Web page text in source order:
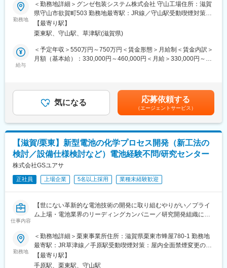
大していく予定です。
■就業環境：
当課は総勢20名強、20～50代まで幅広い年代のメンバーが活躍し
発な組織です。子育て世代も多いですが、フレックス勤務を活用
した柔軟な働き方により仕事と育児の両立を図っています。開発
全社で掲げる2030年度の社会貢献度倍増を目指し、当事業部では
様々な電子材料向け工程用フィルムや粘着テープの新規テーマ探
索、新技術/新製品開発を行っています。半導体/電子デバイス/車
載など、様々な分野で新しい価値を生み出し続けていくため組織
強化のための増員となります。
■キーワード：
押出成形／樹脂選定技術／フィルム表面改質／層比設計／高分子
■職務内容：
グンゼのフィルム事業において、単なる材料開発にとどまら
ず、“資源循環を前提とした次世代フィルム技術”の実現に向けた研
究開発を担います。
・包装用プラスチックフィルムの印刷・加工に関する新技術・新
素材開発
＜具体的には…＞
・資源循環可能なインキ・剥離性インキの開発
・脱墨（インキを除去して再資源化）技術の開発
・次世代印刷技術の探索・マーケティング・量産化検討
■魅力・やりがい：
◎ 業界トップシェア領域（ボトルラベル・トイレタリー等）で技
術開発に関われる
◎ 「捨てる素材」から「循環する資源」へと変革する社会的意義
の高い仕事
◎ 新技術の構想～量産化まで一貫して携われる
◎ 将来的に技術部門の中核を担うポジション
★グンゼは、包装材料を単なる消耗品ではなく、「生まれ変わる
る技術開発に挑戦できます。
■出向先：グンゼ包装システム株式会社
プラスチックフィルムの加工、グラビア印刷を行う包装コンバー
勤務地
＜勤務地詳細＞グンゼ包装システム株式会社 守山工場住所：滋賀
県守山市欲賀町503 勤務地最寄駅：JR線／守山駅受動喫煙対策：
屋内全面禁煙変更の範囲：会社の定める事業所
【最寄り駅】
栗東駅、守山駅、草津駅(滋賀県)
給与
＜予定年収＞550万円～750万円＜賃金形態＞月給制＜賃金内訳＞
月額（基本給）：330,000円～460,000円＜月給＞330,000円～
上下する可能性があります。月給(月額)は固定手当を含めた表記で
す。
気になる 応募依頼する
（エージェントサービス）
【滋賀/栗東】新型電池の化学プロセス開発（新工法の
検討／設備仕様検討など）電池経験不問/研究センター
株式会社GSユアサ
正社員 上場企業 5名以上採用 業種未経験歓迎
仕事内容
【世にない革新的な電池技術の開発に取り組むやりがい／プライ
ム上場・電池業界のリーディングカンパニー／研究開発組織にて
現在進めている新型電池開発において、生産プロセスの開発およ
び新規設備の導入検討をご担当いただきます。
電池のプロセス開発の観点で業務対応をいただきますが、電池の
勤務地
＜勤務地詳細＞栗東事業所住所：滋賀県栗東市蜂屋780-1 勤務地
最寄駅：JR草津線／手原駅受動喫煙対策：屋内全面禁煙変更の範
囲：会社の定める事業所（リモートワーク含む）
【最寄り駅】
手原駅、栗東駅、守山駅